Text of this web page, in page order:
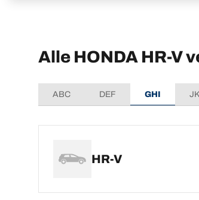
Alle HONDA HR-V
ABC DEF GHI
HR-V